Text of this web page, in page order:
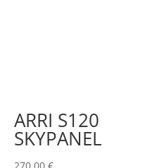
ARRI S120
SKYPANEL